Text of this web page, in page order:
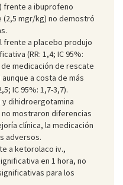
frente a ibuprofeno
(2,5 mgr/kg) no demostró
frente a placebo produjo
(RR: 1,4; IC 95%:
medicación de rescate
aunque a costa de más
IC 95%: 1,7-3,7).
dihidroergotamina
mostraron diferencias
clínica, la medicación
adversos.
a ketorolaco iv.,
en 1 hora, no
para los